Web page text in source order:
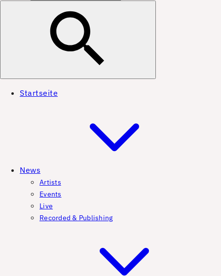
Startseite
News
Artists
Events
Live
Recorded & Publishing